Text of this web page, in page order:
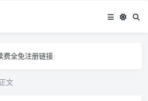
全免注册链接
网盘资源，资源失效请备注留言，感谢！
全免注册链接
正文